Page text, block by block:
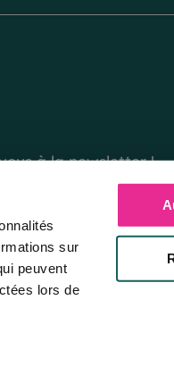
sur
peuvent
lors de
à la newsletter !